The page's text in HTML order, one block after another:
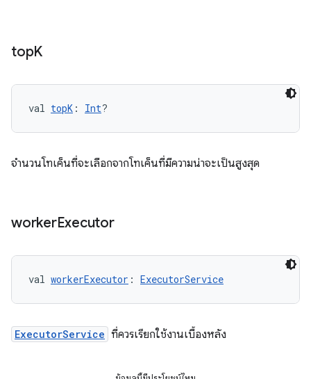
topK
val topK : Int?
จำนวนโทเค็นที่จะเลือกจากโทเค็นที่มีความน่าจะเป็นสูงสุด
workerExecutor
val workerExecutor : ExecutorService
ExecutorService ที่ควรเรียกใช้งานเบื้องหลัง